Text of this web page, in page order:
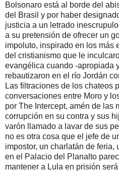
Bolsonaro está al borde del
del Brasil y por haber
justicia a un letrado
a su pretensión de ofrecer un
impoluto, inspirado en los más
del cristianismo que le
evangélica cuando -apropiada
rebautizaron en el río Jordán
Las filtraciones de los chateos
conversaciones entre Moro y
por The Intercept, amén de las
corrupción en su contra y sus
varón llamado a lavar de sus
no es otra cosa que el jefe de
impostor, un charlatán de
en el Palacio del Planalto
mantener a Lula en prisión